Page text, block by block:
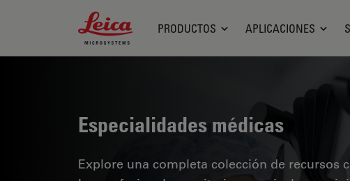
Leica Microsystems Logo
PRODUCTOS APLICACIONES
Especialidades médicas
Explore una completa colección de recursos